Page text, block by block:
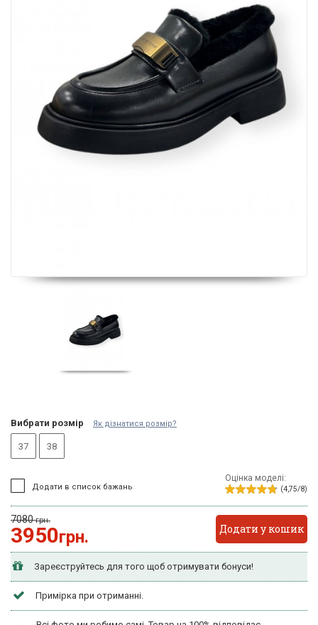
Вибрати розмір Як дізнатися розмір?
37 38
Додати в список бажань
Оцінка моделі:
(4,75/8)
7080грн.
3950грн. Додати у кошик
Зареєструйтесь для того щоб отримувати бонуси!
Примірка при отриманні.